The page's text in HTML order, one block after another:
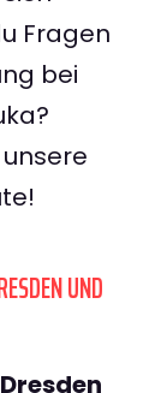
Fragen
bei
UND